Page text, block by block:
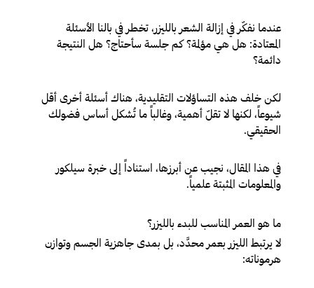
عندما نفكّر في إزالة الشعر بالليزر، تخطر في بالنا الأسئلة
المعتادة: هل هي مؤلمة؟ كم جلسة سأحتاج؟ هل النتيجة
دائمة؟
لكن خلف هذه التساؤلات التقليدية، هناك أسئلة أخرى أقل
شيوعاً، لكنها لا تقلّ أهمية، وغالباً ما تُشكل أساس فضولك
الحقيقي.
في هذا المقال، نجيب عن أبرزها، استناداً إلى خبرة سيلكور
والمعلومات المثبتة علمياً.
ما هو العمر المناسب للبدء بالليزر؟
لا يرتبط الليزر بعمر محدَّد، بل بمدى جاهزية الجسم وتوازن
هرموناته: